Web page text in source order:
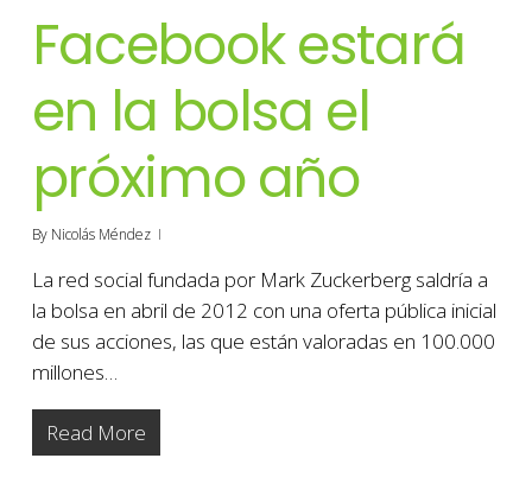
Facebook estará
en la bolsa el
próximo año
By Nicolás Méndez
La red social fundada por Mark Zuckerberg saldría a
la bolsa en abril de 2012 con una oferta pública inicial
de sus acciones, las que están valoradas en 100.000
millones…
Read More